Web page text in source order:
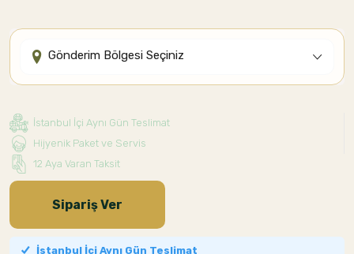
Gönderim Bölgesi Seçiniz
İstanbul İçi Aynı Gün Teslimat
Hijyenik Paket ve Servis
12 Aya Varan Taksit
Sipariş Ver
İstanbul İçi Aynı Gün Teslimat